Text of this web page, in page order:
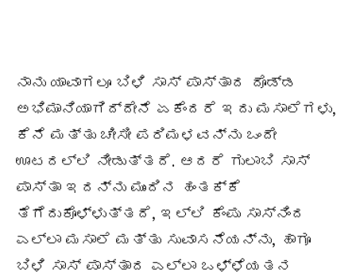
ನಾನು ಯಾವಾಗಲೂ ಬಿಳಿ ಸಾಸ್ ಪಾಸ್ತಾದ ದೊಡ್ಡ
ಅಭಿಮಾನಿಯಾಗಿದ್ದೇನೆ ಏಕೆಂದರೆ ಇದು ಮಸಾಲೆಗಳು,
ಕೆನೆ ಮತ್ತು ಚೀಸೀ ಪರಿಮಳವನ್ನು ಒಂದೇ
ಊಟದಲ್ಲಿ ನೀಡುತ್ತದೆ. ಆದರೆ ಗುಲಾಬಿ ಸಾಸ್
ಪಾಸ್ತಾ ಇದನ್ನು ಮುಂದಿನ ಹಂತಕ್ಕೆ
ತೆಗೆದುಕೊಳ್ಳುತ್ತದೆ, ಇಲ್ಲಿ ಕೆಂಪು ಸಾಸ್ನಿಂದ
ಎಲ್ಲಾ ಮಸಾಲೆ ಮತ್ತು ಸುವಾಸನೆಯನ್ನು, ಹಾಗೂ
ಬಿಳಿ ಸಾಸ್ ಪಾಸ್ತಾದ ಎಲ್ಲಾ ಒಳ್ಳೆಯತನ